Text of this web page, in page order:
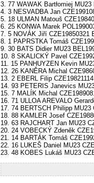
3. 77 WAWAK Bartłomiej
4. 3 NESVADBA Jan
5. 18 ULMAN Matouš
6. 25 KONWA Marek
7. 5 NOVÁK Jiří CZE19850321
8. 1 PAPRSTKA Tomáš
9. 30 BATS Didier MU23
10. 8 SKALICKÝ Pavel
11. 15 PANHUYZEN Kevin
12. 26 KANĚRA Michal
13. 2 EBERL Filip
14. 93 PETERIS Janevics
15. 7 MALÍK Michal
16. 71 ULLOA AREVALO
17. 74 BERTSCH Philipp MU23
18. 88 KAMLER Josef
19. 63 RAJCHART Jan MU23
20. 24 VOBECKÝ Zdeněk
21. 14 BARTÁK Tomáš
22. 16 LUKEŠ Daniel MU23
23. 48 KOBES Lukáš MU23